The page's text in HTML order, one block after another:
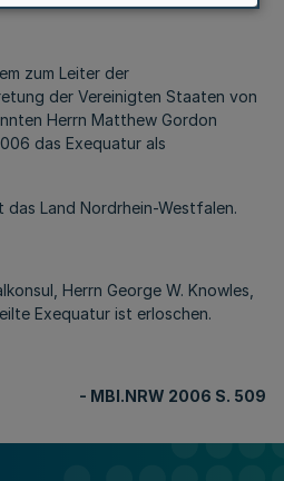
zum Leiter der
der Vereinigten Staaten von
Herrn Matthew Gordon
das Exequatur als
das Land Nordrhein-Westfalen.
Herrn George W. Knowles,
Exequatur ist erloschen.
- MBI.NRW 2006 S. 509